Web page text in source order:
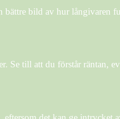
bättre bild av hur långivaren
Se till att du förstår räntan,